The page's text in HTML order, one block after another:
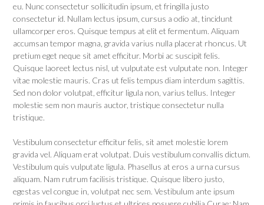
eu. Nunc consectetur sollicitudin ipsum, et fringilla justo
consectetur id. Nullam lectus ipsum, cursus a odio at, tincidunt
ullamcorper eros. Quisque tempus at elit et fermentum. Aliquam
accumsan tempor magna, gravida varius nulla placerat rhoncus. Ut
pretium eget neque sit amet efficitur. Morbi ac suscipit felis.
Quisque laoreet lectus nisl, ut vulputate est vulputate non. Integer
vitae molestie mauris. Cras ut felis tempus diam interdum sagittis.
Sed non dolor volutpat, efficitur ligula non, varius tellus. Integer
molestie sem non mauris auctor, tristique consectetur nulla
tristique.
Vestibulum consectetur efficitur felis, sit amet molestie lorem
gravida vel. Aliquam erat volutpat. Duis vestibulum convallis dictum.
Vestibulum quis vulputate ligula. Phasellus at eros a urna cursus
aliquam. Nam rutrum facilisis tristique. Quisque libero justo,
egestas vel congue in, volutpat nec sem. Vestibulum ante ipsum